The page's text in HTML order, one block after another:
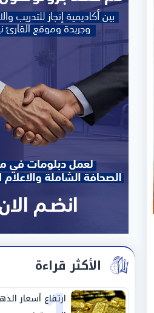
الأكثر قراءة
ارتفاع أسعار